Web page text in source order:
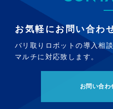
お気軽にお問い合わ
バリ取りロボットの導入相
マルチに対応致します。
お問い合わ